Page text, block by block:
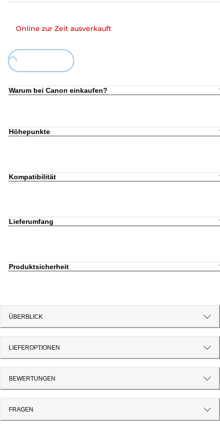
Online zur Zeit ausverkauft
Loading...
Warum bei Canon einkaufen?
Höhepunkte
Kompatibilität
Lieferumfang
Produktsicherheit
ÜBERBLICK
LIEFEROPTIONEN
BEWERTUNGEN
FRAGEN